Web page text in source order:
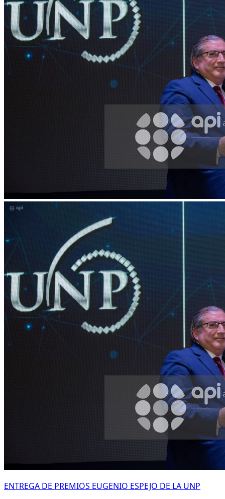
ENTREGA DE PREMIOS EUGENIO ESPEJO DE LA UNP